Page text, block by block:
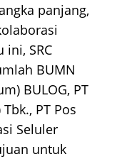
panjang,
SRC
BUMN
BULOG, PT
PT Pos
Seluler
untuk